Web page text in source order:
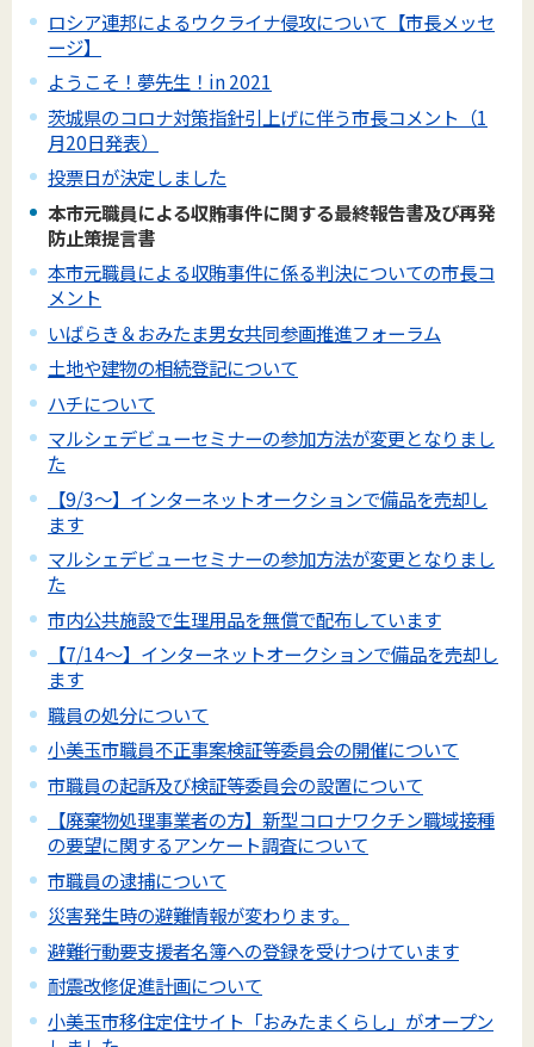
ロシア連邦によるウクライナ侵攻について【市長メッセ
ージ】
ようこそ！夢先生！in 2021
茨城県のコロナ対策指針引上げに伴う市長コメント（1
月20日発表）
投票日が決定しました
本市元職員による収賄事件に関する最終報告書及び再発
防止策提言書
本市元職員による収賄事件に係る判決についての市長コ
メント
いばらき＆おみたま男女共同参画推進フォーラム
土地や建物の相続登記について
ハチについて
マルシェデビューセミナーの参加方法が変更となりまし
た
【9/3～】インターネットオークションで備品を売却し
ます
マルシェデビューセミナーの参加方法が変更となりまし
た
市内公共施設で生理用品を無償で配布しています
【7/14～】インターネットオークションで備品を売却し
ます
職員の処分について
小美玉市職員不正事案検証等委員会の開催について
市職員の起訴及び検証等委員会の設置について
【廃棄物処理事業者の方】新型コロナワクチン職域接種
の要望に関するアンケート調査について
市職員の逮捕について
災害発生時の避難情報が変わります。
避難行動要支援者名簿への登録を受けつけています
耐震改修促進計画について
小美玉市移住定住サイト「おみたまくらし」がオープン